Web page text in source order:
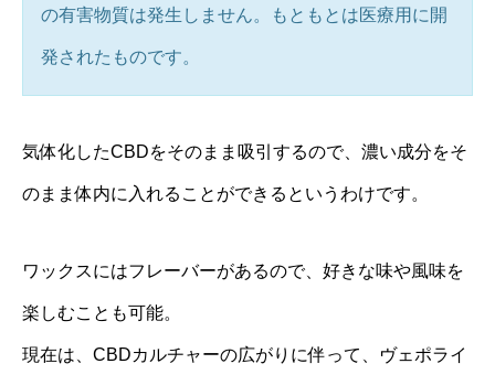
の有害物質は発生しません。もともとは医療用に開
発されたものです。
気体化したCBDをそのまま吸引するので、濃い成分をそ
のまま体内に入れることができるというわけです。
ワックスにはフレーバーがあるので、好きな味や風味を
楽しむことも可能。
現在は、CBDカルチャーの広がりに伴って、ヴェポライ